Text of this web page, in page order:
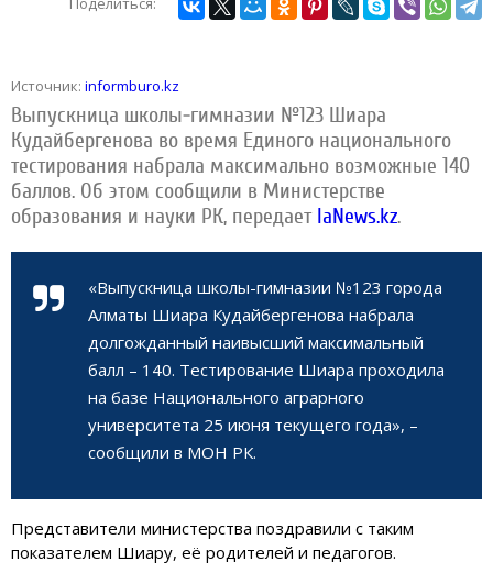
Источник: informburo.kz
Выпускница школы-гимназии №123 Шиара
Кудайбергенова во время Единого национального
тестирования набрала максимально возможные 140
баллов. Об этом сообщили в Министерстве
образования и науки РК, передает IaNews.kz.
«Выпускница школы-гимназии №123 города
Алматы Шиара Кудайбергенова набрала
долгожданный наивысший максимальный
балл – 140. Тестирование Шиара проходила
на базе Национального аграрного
университета 25 июня текущего года», –
сообщили в МОН РК.
Представители министерства поздравили с таким
показателем Шиару, её родителей и педагогов.